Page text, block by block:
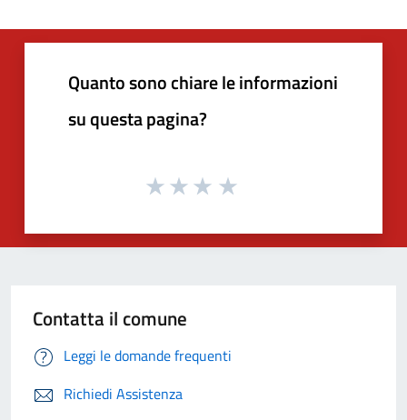
Quanto sono chiare le informazioni
su questa pagina?
Contatta il comune
Leggi le domande frequenti
Richiedi Assistenza